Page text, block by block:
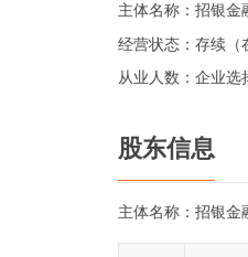
主体名称： 招银金
经营状态： 存续（
从业人数： 企业选
股东信息
主体名称： 招银金